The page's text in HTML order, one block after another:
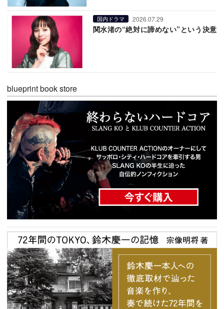
国内ドラマ 2026.07.29
関水渚の“絶対に諦めない”という決意
blueprint book store